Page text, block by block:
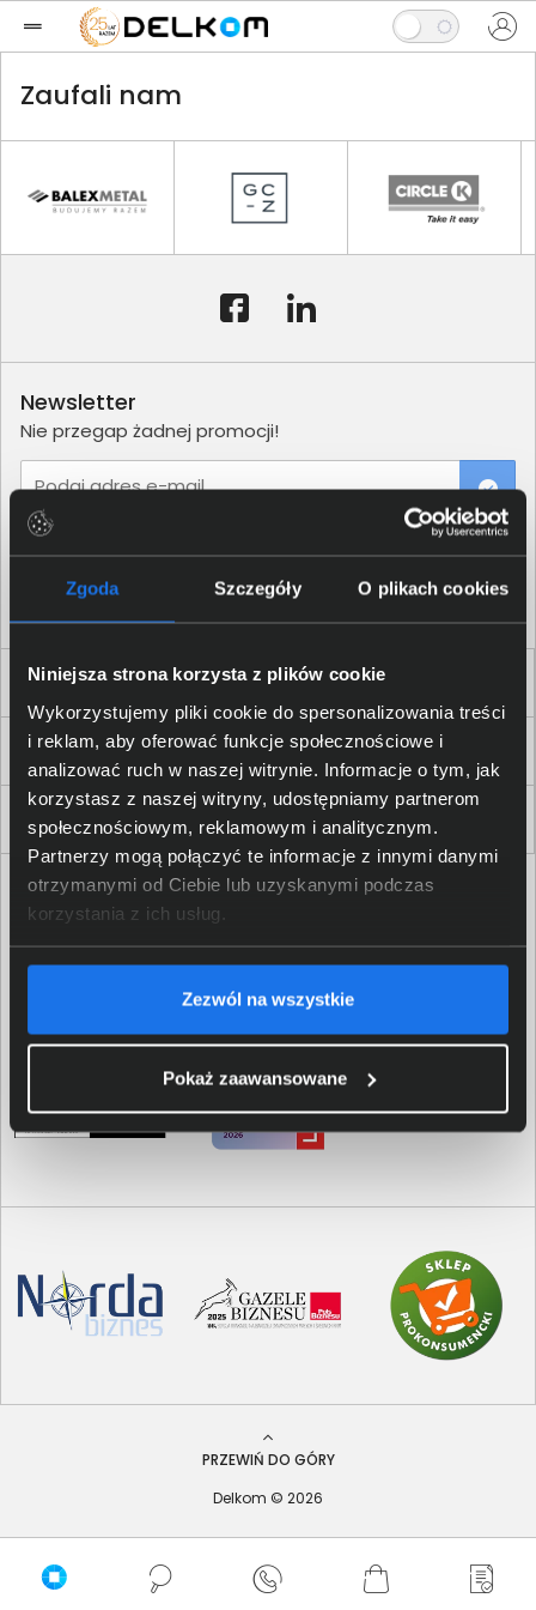
Zgoda Szczegóły O plikach cookies
Niniejsza strona korzysta z plików cookie
Wykorzystujemy pliki cookie do spersonalizowania treści
i reklam, aby oferować funkcje społecznościowe i
analizować ruch w naszej witrynie. Informacje o tym, jak
korzystasz z naszej witryny, udostępniamy partnerom
społecznościowym, reklamowym i analitycznym.
Partnerzy mogą połączyć te informacje z innymi danymi
otrzymanymi od Ciebie lub uzyskanymi podczas
korzystania z ich usług.
Zezwól na wszystkie
Pokaż zaawansowane
Zaufali nam
Dla Firm i Instytucji
Zakupy
Delkom 2000
Newsletter
Nie przegap żadnej promocji!
Podaj adres e-mail
PRZEWIŃ DO GÓRY
Delkom © 2026